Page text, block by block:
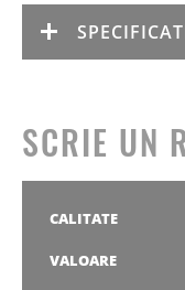
SCRIE UN
CALITATE
stea
stele
stele
stele
stele
VALOARE